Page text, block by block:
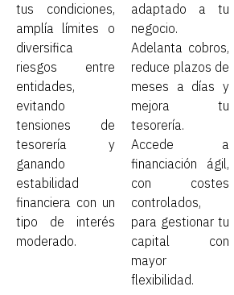
tus condiciones,
amplía límites o
diversifica
riesgos entre
entidades,
evitando
tensiones de
tesorería y
ganando
estabilidad
financiera con un
tipo de interés
moderado.
adaptado a tu
negocio.
Adelanta cobros,
reduce plazos de
meses a días y
mejora tu
tesorería.
Accede a
financiación ágil,
con costes
controlados,
para gestionar tu
capital con
mayor
flexibilidad.